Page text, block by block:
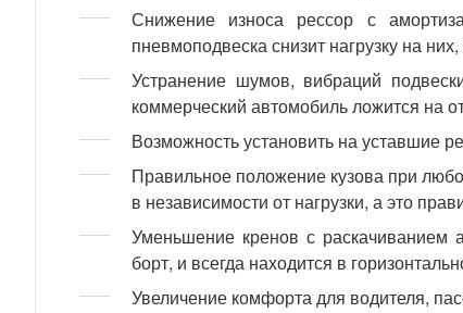
Снижение износа рессор с
пневмоподвеска снизит нагрузку на
Устранение шумов, вибраций
коммерческий автомобиль ложится на
Возможность установить на уставшие
Правильное положение кузова при
в независимости от нагрузки, а это
Уменьшение кренов с раскачиванием
борт, и всегда находится в
Увеличение комфорта для водителя,